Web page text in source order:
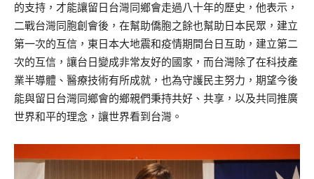
的支持，才能讓留日台灣同鄉會走過八十年的歷史，他表示，
二戰台灣同胞創會後，在幫助僑胞之餘也幫助日本民眾，建立
第一次的互信，東日本大地震和疫情期間台日互助，建立第二
次的互信，讓台日變成非常友好的國家，而台灣除了在科技產
業半導體、醫療技術有所成就，也為守護民主努力，期望今後
能與留日台灣同鄉會的鄉親們秉持共好、共享，以及共同推廣
世界和平的理念，讓世界看到台灣。